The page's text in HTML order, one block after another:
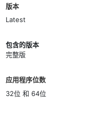
版本
Latest
包含的版本
完整版
应用程序位数
32位 和 64位